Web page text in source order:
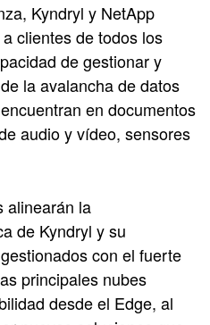
Kyndryl y NetApp
clientes de todos los
de gestionar y
la avalancha de datos
en documentos
audio y vídeo, sensores
alinearán la
de Kyndryl y su
con el fuerte
principales nubes
desde el Edge, al